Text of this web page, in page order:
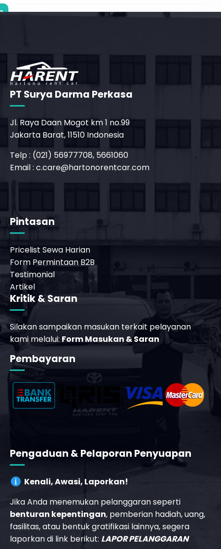
PT Surya Darma Perkasa
Jl. Raya Daan Mogot km 1 no.99
Jakarta Barat, 11510 Indonesia
Telp : (021) 56977708, 5661060
Email : c.care@hartonorentcar.com
Pintasan
Pricelist Sewa Harian
Form Permintaan B2B
Testimonial
Artikel
Kritik & Saran
Silakan sampaikan masukan terkait pelayanan
kami melalui: Form Masukan & Saran
Pembayaran
Pengaduan & Pelaporan Penyuapan
Kenali, Awasi, Laporkan!
Jika Anda menemukan pelanggaran seperti
benturan kepentingan, pemberian hadiah, uang,
fasilitas, atau bentuk gratifikasi lainnya, segera
laporkan di link berikut: LAPOR PELANGGARAN